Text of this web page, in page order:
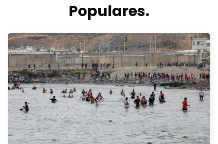
Populares.